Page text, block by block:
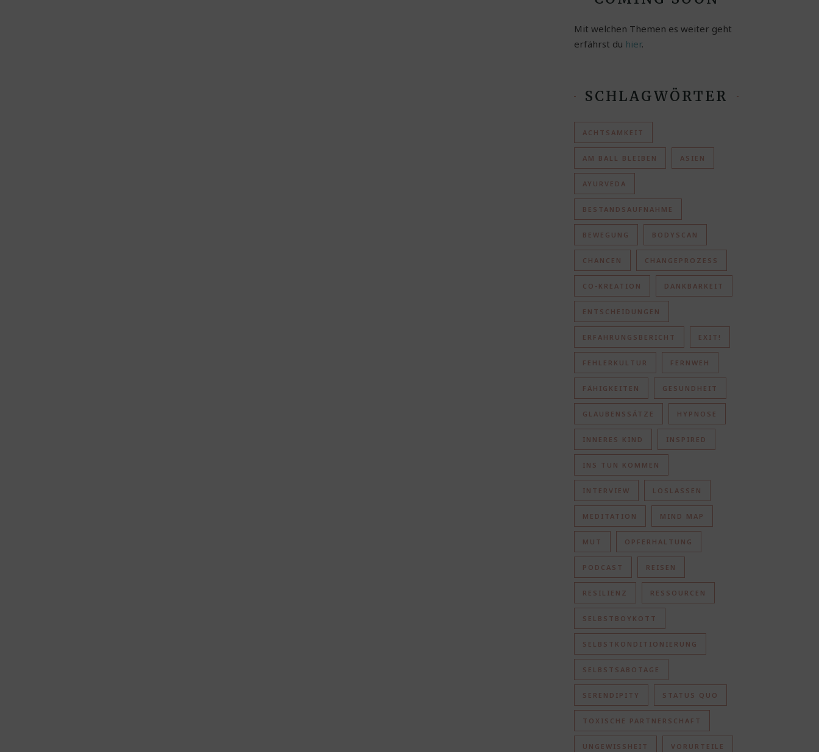
Mit welchen Themen es weiter geht
erfährst du hier.
SCHLAGWÖRTER
ACHTSAMKEIT
AM BALL BLEIBEN ASIEN
AYURVEDA
BESTANDSAUFNAHME
BEWEGUNG BODYSCAN
CHANCEN CHANGEPROZESS
CO-KREATION DANKBARKEIT
ENTSCHEIDUNGEN
ERFAHRUNGSBERICHT EXIT!
FEHLERKULTUR FERNWEH
FÄHIGKEITEN GESUNDHEIT
GLAUBENSSÄTZE HYPNOSE
INNERES KIND INSPIRED
INS TUN KOMMEN
INTERVIEW LOSLASSEN
MEDITATION MIND MAP
MUT OPFERHALTUNG
PODCAST REISEN
RESILIENZ RESSOURCEN
SELBSTBOYKOTT
SELBSTKONDITIONIERUNG
SELBSTSABOTAGE
SERENDIPITY STATUS QUO
TOXISCHE PARTNERSCHAFT
UNGEWISSHEIT VORURTEILE